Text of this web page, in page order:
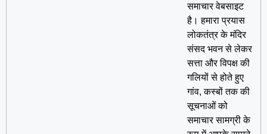
समाचार वेबसाइट
है। हमारा प्रयास
लोकतंत्र के मंदिर
संसद भवन से लेकर
सत्ता और विपक्ष की
गलियों से होते हुए
गांव, कस्बों तक की
सूचनाओं को
समाचार सामग्री के